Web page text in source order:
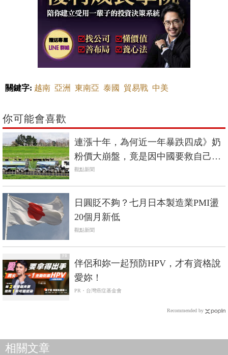
關鍵字: 越南 亞洲 東南亞 泰國 貿易戰 中美
你可能會喜歡
連漲十年，為何近一年暴跌四成》奶
粉價大崩盤，竟是因中國要救自己的
「奶業」？
觀點新聞
日圓貶不夠？七月日本製造業PMI盪
20個月新低
觀點新聞
PR
伴侶和妳一起預防HPV，才有資格說
愛妳！
PR・台灣癌症基金會
Recommended by
相關文章